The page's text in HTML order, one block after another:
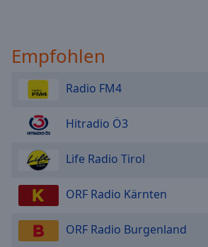
Empfohlen
Radio FM4
Hitradio Ö3
Life Radio Tirol
ORF Radio Kärnten
ORF Radio Burgenland